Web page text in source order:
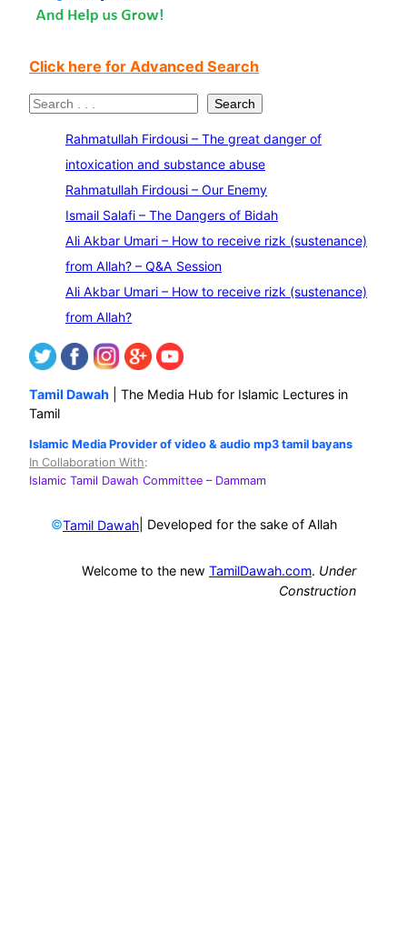
Click here for Advanced Search
S
Search
Rahmatullah Firdousi – The great danger of
intoxication and substance abuse
Rahmatullah Firdousi – Our Enemy
Ismail Salafi – The Dangers of Bidah
Ali Akbar Umari – How to receive rizk (sustenance)
from Allah? – Q&A Session
Ali Akbar Umari – How to receive rizk (sustenance)
from Allah?
Tamil Dawah | The Media Hub for Islamic Lectures in
Tamil
Islamic Media Provider of video & audio mp3 tamil bayans
In Collaboration With:
Islamic Tamil Dawah Committee – Dammam
©Tamil Dawah | Developed for the sake of Allah
Welcome to the new TamilDawah.com. Under
Construction